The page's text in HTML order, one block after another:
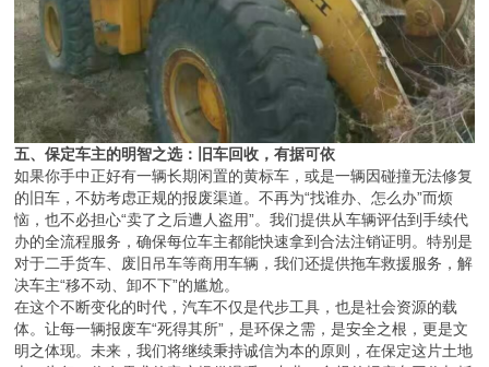
五、保定车主的明智之选：旧车回收，有据可依
如果你手中正好有一辆长期闲置的黄标车，或是一辆因碰撞无法修复
的旧车，不妨考虑正规的报废渠道。不再为“找谁办、怎么办”而烦
恼，也不必担心“卖了之后遭人盗用”。我们提供从车辆评估到手续代
办的全流程服务，确保每位车主都能快速拿到合法注销证明。特别是
对于二手货车、废旧吊车等商用车辆，我们还提供拖车救援服务，解
决车主“移不动、卸不下”的尴尬。
在这个不断变化的时代，汽车不仅是代步工具，也是社会资源的载
体。让每一辆报废车“死得其所”，是环保之需，是安全之根，更是文
明之体现。未来，我们将继续秉持诚信为本的原则，在保定这片土地
上，为每一位有需求的客户提供温暖、专业、合规的报废车回收与拆
解服务。让废旧重新归位，让安全常伴左右。